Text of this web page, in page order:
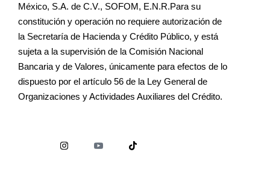
México, S.A. de C.V., SOFOM, E.N.R.Para su
constitución y operación no requiere autorización de
la Secretaría de Hacienda y Crédito Público, y está
sujeta a la supervisión de la Comisión Nacional
Bancaria y de Valores, únicamente para efectos de lo
dispuesto por el artículo 56 de la Ley General de
Organizaciones y Actividades Auxiliares del Crédito.